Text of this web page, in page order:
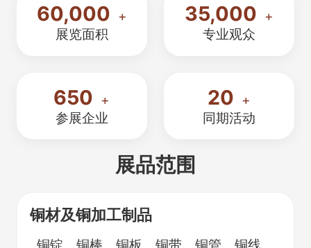
60,000 +
展览面积
35,000 +
专业观众
650 +
参展企业
20 +
同期活动
展品范围
铜材及铜加工制品